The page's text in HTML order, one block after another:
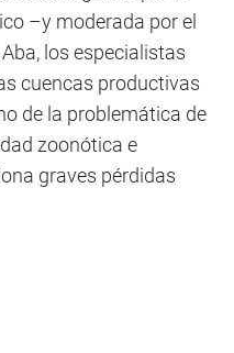
–y moderada por el
los especialistas
cuencas productivas
de la problemática de
zoonótica e
graves pérdidas